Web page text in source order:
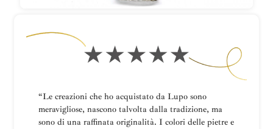
“Le creazioni che ho acquistato da Lupo sono
meravigliose, nascono talvolta dalla tradizione, ma
sono di una raffinata originalità. I colori delle pietre e